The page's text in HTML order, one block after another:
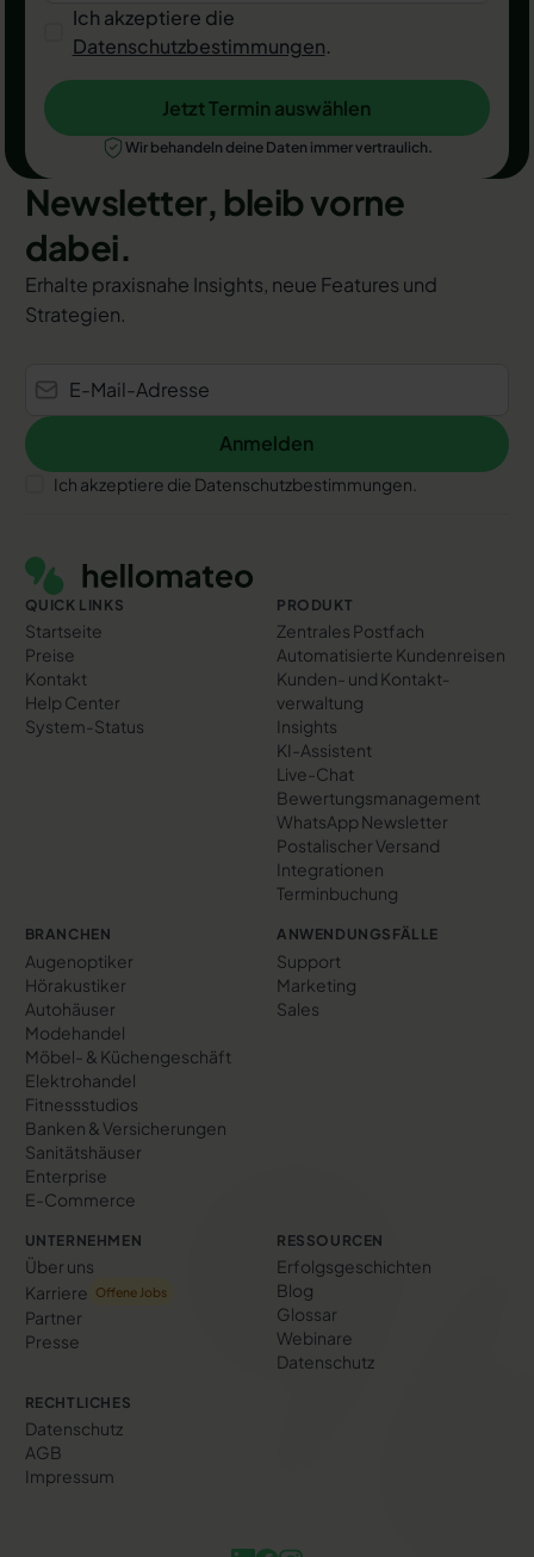
Ich akzeptiere die
Datenschutzbestimmungen.
Jetzt Termin auswählen
Jetzt Termin auswählen
Wir behandeln deine Daten immer vertraulich.
Newsletter, bleib vorne
dabei.
Erhalte praxisnahe Insights, neue Features und
Strategien.
Anmelden
Anmelden
Ich akzeptiere die Datenschutzbestimmungen.
QUICK LINKS
Startseite
Preise
Kontakt
Help Center
System-Status
PRODUKT
Zentrales Postfach
Automatisierte Kundenreisen
Kunden- und Kontakt­
verwaltung
Insights
KI-Assistent
Live-Chat
Bewertungs­management
WhatsApp Newsletter
Postalischer Versand
Integrationen
Terminbuchung
BRANCHEN
Augenoptiker
Hörakustiker
Autohäuser
Modehandel
Möbel- & Küchengeschäft
Elektrohandel
Fitnessstudios
Banken & Versicherungen
Sanitätshäuser
Enterprise
E-Commerce
ANWENDUNGSFÄLLE
Support
Marketing
Sales
UNTERNEHMEN
Über uns
Karriere
Offene Jobs
Partner
Presse
RESSOURCEN
Erfolgs­geschichten
Blog
Glossar
Webinare
Datenschutz
RECHTLICHES
Datenschutz
AGB
Impressum